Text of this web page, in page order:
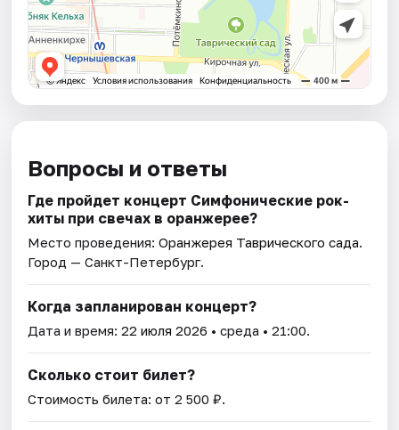
Вопросы и ответы
Где пройдет концерт Симфонические рок-
хиты при свечах в оранжерее?
Место проведения:Оранжерея Таврического сада.
Город — Санкт-Петербург.
Когда запланирован концерт?
Дата и время:22 июля 2026 • среда • 21:00.
Сколько стоит билет?
Стоимость билета: от 2 500 ₽.